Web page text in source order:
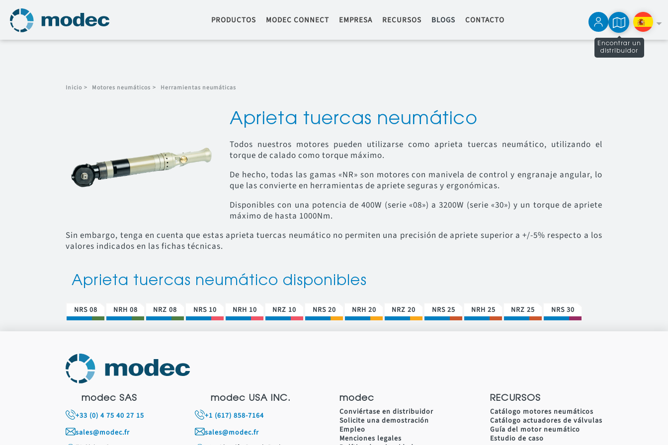
PRODUCTOS MODEC CONNECT EMPRESA RECURSOS BLOGS CONTACTO
Encontrar un
distribuidor
Inicio > Motores neumáticos > Herramientas neumáticas
Aprieta tuercas neumático
Todos nuestros motores pueden utilizarse como aprieta tuercas neumático, utilizando el
torque de calado como torque máximo.
De hecho, todas las gamas «NR» son motores con manivela de control y engranaje angular, lo
que las convierte en herramientas de apriete seguras y ergonómicas.
Disponibles con una potencia de 400W (serie «08») a 3200W (serie «30») y un torque de apriete
máximo de hasta 1000Nm.
Sin embargo, tenga en cuenta que estas aprieta tuercas neumático no permiten una precisión de apriete superior a +/-5% respecto a los
valores indicados en las fichas técnicas.
Aprieta tuercas neumático disponibles
NRS 08 NRH 08 NRZ 08 NRS 10 NRH 10 NRZ 10 NRS 20 NRH 20 NRZ 20 NRS 25 NRH 25 NRZ 25 NRS 30
modec SAS
+33 (0) 4 75 40 27 15
sales@modec.fr
modec USA INC.
+1 (617) 858-7164
sales@modec.fr
modec
Conviértase en distribuidor
Solicite una demostración
Empleo
Menciones legales
RECURSOS
Catálogo motores neumáticos
Catálogo actuadores de válvulas
Guía del motor neumático
Estudio de caso